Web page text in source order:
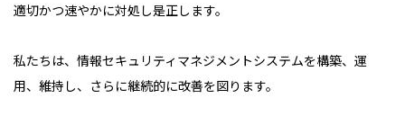
適切かつ速やかに対処し是正します。
私たちは、情報セキュリティマネジメントシステムを構築、運
用、維持し、さらに継続的に改善を図ります。